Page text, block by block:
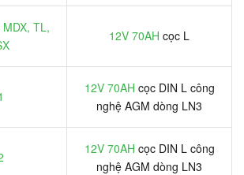
TL,
12V 70AH cọc L
12V 70AH cọc DIN L công
nghệ AGM dòng LN3
12V 70AH cọc DIN L công
nghệ AGM dòng LN3